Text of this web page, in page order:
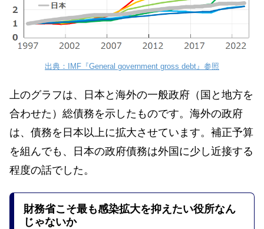
出典：IMF『General government gross debt』参照
上のグラフは、日本と海外の一般政府（国と地方を
合わせた）総債務を示したものです。海外の政府
は、債務を日本以上に拡大させています。補正予算
を組んでも、日本の政府債務は外国に少し近接する
程度の話でした。
財務省こそ最も感染拡大を抑えたい役所なん
じゃないか